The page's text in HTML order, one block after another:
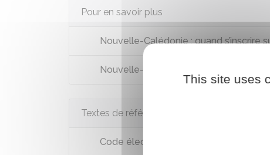
Pour en savoir plus
Nouvelle-Calédonie : quand s’inscrire
Nouvelle-Calédonie : s'inscrire sur la
Textes de référence
Code électoral : articles L16 à L29
This site uses